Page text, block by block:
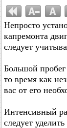
Непросто
капремонта
следует
Большой пробег
то время как
вас от его
Интенсивный
следует